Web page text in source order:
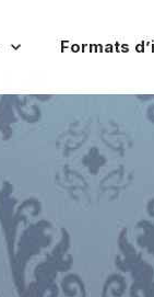
Formats